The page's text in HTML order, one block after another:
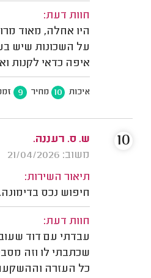
חוות דעת:
היו אחלה, מאוד
על השכונות שיש
איפה כדאי לקנות
איכות 10 מחיר 9
ש. ס. רעננה.
משוב: 21/04/2026
תיאור השירות:
חיפוש נכס בדימונה.
חוות דעת:
עבדתי עם דוד
שכתבתי לו וזה
כל העזרה
10